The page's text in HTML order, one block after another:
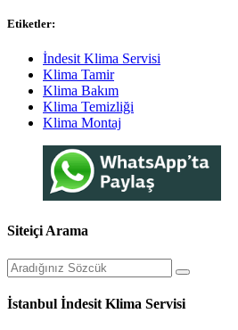
Etiketler:
İndesit Klima Servisi
Klima Tamir
Klima Bakım
Klima Temizliği
Klima Montaj
Siteiçi Arama
İstanbul İndesit Klima Servisi